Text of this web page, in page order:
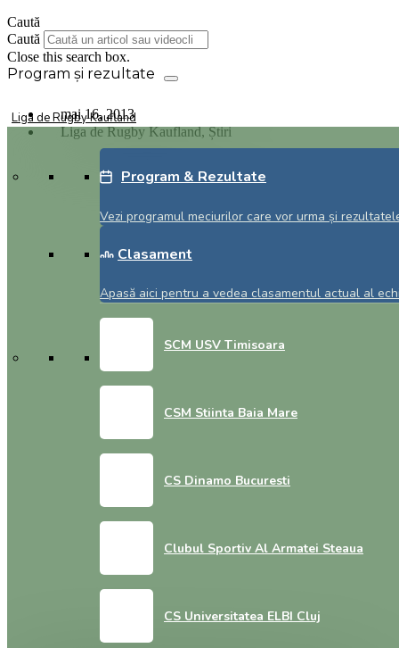
Caută
Caută
Close this search box.
Liga de Rugby Kaufland
Program & Rezultate
Vezi programul meciurilor care vor urma și
Clasament
Apasă aici pentru a vedea clasamentul actual al
SCM USV Timisoara
CSM Stiinta Baia Mare
CS Dinamo Bucuresti
Clubul Sportiv Al Armatei Steaua
CS Universitatea ELBI Cluj
mai 16, 2013
Liga de Rugby Kaufland,Știri
Campioana RCM Timisoara primeste vizita
liderului, Steaua